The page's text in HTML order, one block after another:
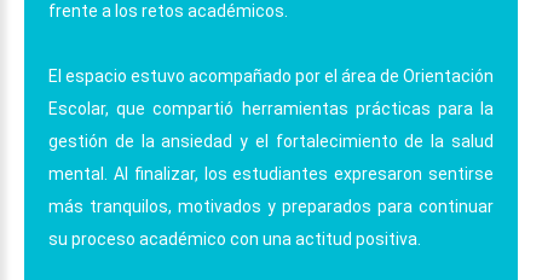
frente a los retos académicos.
El espacio estuvo acompañado por el área de Orientación
Escolar, que compartió herramientas prácticas para la
gestión de la ansiedad y el fortalecimiento de la salud
mental. Al finalizar, los estudiantes expresaron sentirse
más tranquilos, motivados y preparados para continuar
su proceso académico con una actitud positiva.